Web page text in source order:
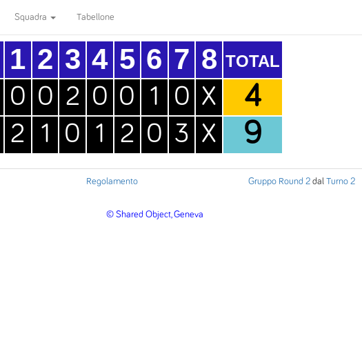
Squadra Tabellone
1
0
2
2
0
1
3
2
0
4
0
1
5
0
2
6
1
0
7
0
3
8
X
X
TOTAL
4
9
Regolamento Gruppo Round 2 dal Turno 2
© Shared Object, Geneva